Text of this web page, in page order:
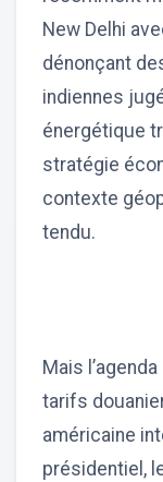
New Delhi
dénonçant
indiennes
énergétique
stratégie
contexte
tendu.
Mais l’agenda
tarifs
américaine
présidentiel,